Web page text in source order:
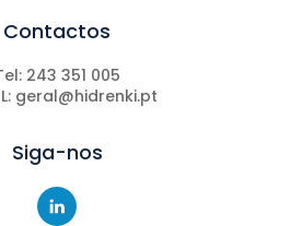
Contactos
243 351 005
geral@hidrenki.pt
Siga-nos